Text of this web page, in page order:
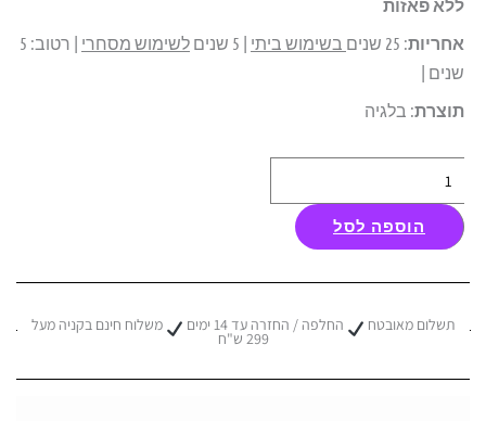
ללא פאזות
אחריות: 25 שנים בשימוש ביתי | 5 שנים לשימוש מסחרי
| רטוב: 5
שנים |
תוצרת: בלגיה
כמות
של
פרקט
עץ
אלון
-
הוספה לסל
תשלום מאובטח החלפה / החזרה עד 14 ימים משלוח חינם בקניה מעל
299 ש"ח